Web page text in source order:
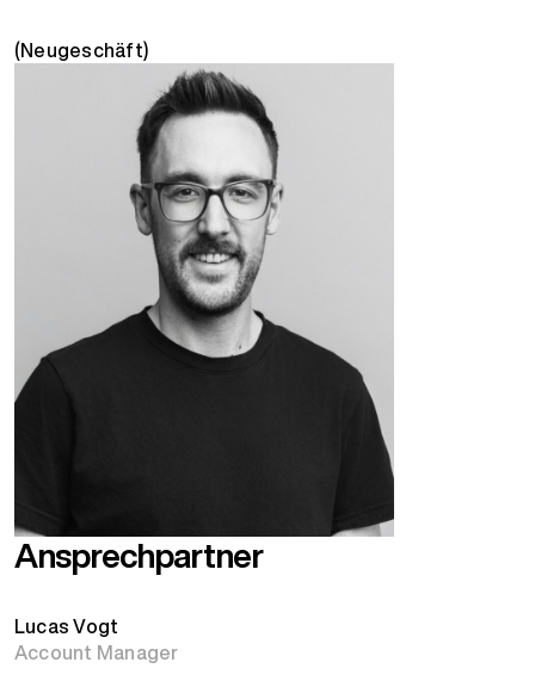
(Neugeschäft)
Ansprechpartner
Lucas Vogt
Account Manager